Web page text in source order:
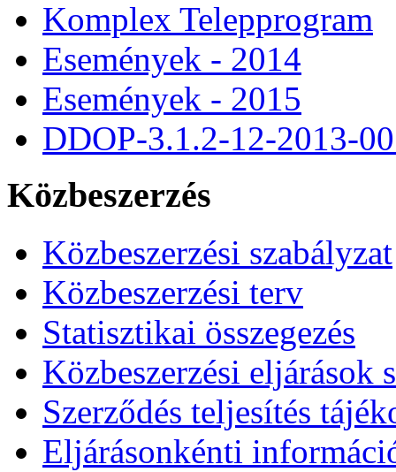
Komplex Telepprogram
Események - 2014
Események - 2015
DDOP-3.1.2-12-2013-
Közbeszerzés
Közbeszerzési szabályzat
Közbeszerzési terv
Statisztikai összegezés
Közbeszerzési eljárások
Szerződés teljesítés
Eljárásonkénti